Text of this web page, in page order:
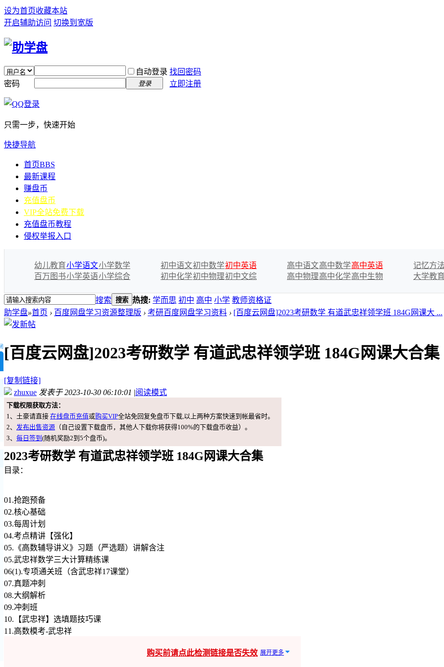
设为首页收藏本站
开启辅助访问 切换到宽版
自动登录 找回密码
密码
登录 立即注册
只需一步，快速开始
快捷导航
首页BBS
最新课程
赚盘币
充值盘币
VIP全站免费下载
充值盘币教程
侵权举报入口
幼儿教育小学语文小学数学
百万图书小学英语小学综合
初中语文初中数学初中英语
初中化学初中物理初中文综
高中语文高中数学高中英语
高中物理高中化学高中生物
记忆方法
大学教育
搜索 搜索 热搜: 学而思 初中 高中 小学 教师资格证
助学盘»首页 › 百度网盘学习资源整理版 › 考研百度网盘学习资料 › [百度云网盘]2023考研数学 有道武忠祥领学班 184G网课大 ...
[百度云网盘]2023考研数学 有道武忠祥领学班 184G网课大合集
[复制链接]
zhuxue 发表于 2023-10-30 06:10:01 |阅读模式
下载权限获取方法：
1、土豪请直接 在线盘币充值或购买VIP全站免回复免盘币下载,以上两种方案快速到帐最省时。
2、 发布出售资源 （自己设置下载盘币，其他人下载你将获得100%的下载盘币收益）。
3、 每日签到 (随机奖励2到5个盘币)。
2023考研数学 有道武忠祥领学班 184G网课大合集
目录：
01.抢跑预备
02.核心基础
03.每周计划
04.考点精讲【强化】
05.《高数辅导讲义》习题（严选题）讲解含注
05.武忠祥数学三大计算精练课
06(1).专项通关班（含武忠祥17课堂）
07.真题冲刺
08.大纲解析
09.冲刺班
10.【武忠祥】选填题技巧课
11.高数模考-武忠祥
购买前请点此检测链接是否失效 展开更多